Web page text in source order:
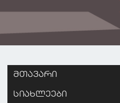
მთავარი
სიახლეები